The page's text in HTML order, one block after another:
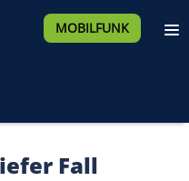
MOBILFUNK
Fall